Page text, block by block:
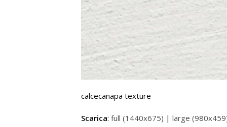
calcecanapa texture
Scarica: full (1440x675) | large